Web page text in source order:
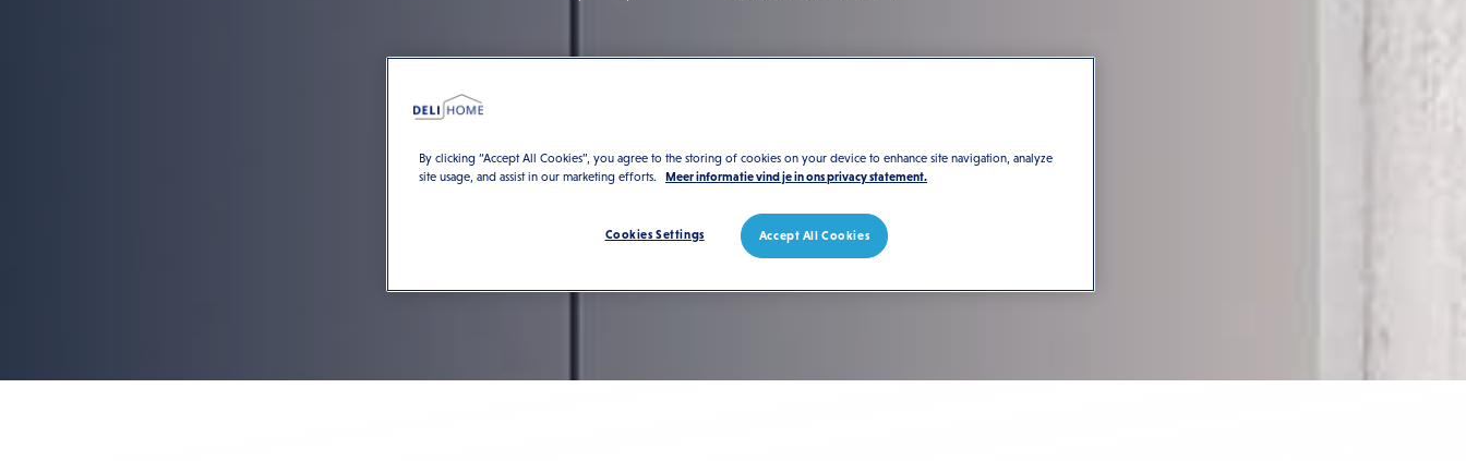
By clicking “Accept All Cookies”, you agree to the storing of cookies on your device to enhance site navigation, analyze
site usage, and assist in our marketing efforts.
Meer informatie vind je in ons privacy statement.
Accept All Cookies
Cookies Settings